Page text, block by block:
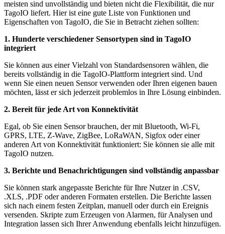
meisten sind unvollständig und bieten nicht die Flexibilität, die nur
TagoIO liefert. Hier ist eine gute Liste von Funktionen und
Eigenschaften von TagoIO, die Sie in Betracht ziehen sollten:
1. Hunderte verschiedener Sensortypen sind in TagoIO
integriert
Sie können aus einer Vielzahl von Standardsensoren wählen, die
bereits vollständig in die TagoIO-Plattform integriert sind. Und
wenn Sie einen neuen Sensor verwenden oder Ihren eigenen bauen
möchten, lässt er sich jederzeit problemlos in Ihre Lösung einbinden.
2. Bereit für jede Art von Konnektivität
Egal, ob Sie einen Sensor brauchen, der mit Bluetooth, Wi-Fi,
GPRS, LTE, Z-Wave, ZigBee, LoRaWAN, Sigfox oder einer
anderen Art von Konnektivität funktioniert: Sie können sie alle mit
TagoIO nutzen.
3. Berichte und Benachrichtigungen sind vollständig anpassbar
Sie können stark angepasste Berichte für Ihre Nutzer in .CSV,
.XLS, .PDF oder anderen Formaten erstellen. Die Berichte lassen
sich nach einem festen Zeitplan, manuell oder durch ein Ereignis
versenden. Skripte zum Erzeugen von Alarmen, für Analysen und
Integration lassen sich Ihrer Anwendung ebenfalls leicht hinzufügen.